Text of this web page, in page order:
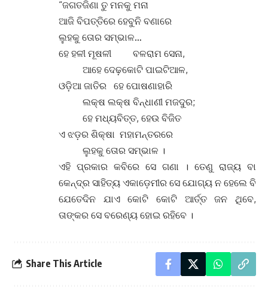
“ଜଗତଜିଣା ତୁ ମନକୁ ମନା
ଆଜି ବିପତ୍ତିରେ ହେବୁନି ବଣାରେ
ଲୁହକୁ ତୋର ସମ୍ଭାଳ…
ହେ ହଳୀ ମୂଷଳୀ ବଳରାମ ସେନା,
ଆହେ ଦେଢ଼କୋଟି ପାଇଟିଆଳ,
ଓଡ଼ିଆ ଜାତିର ହେ ପୋଷଣାହାରି
ଲକ୍ଷ ଲକ୍ଷ ବିନ୍ଧାଣୀ ମଜଦୁର;
ହେ ମଧ୍ୟବିତ୍ତ, ହେଉ ବିଜିତ
ଏ ଝଡ଼ର ଶିକ୍ଷା ମହାମନ୍ତରରେ
ଲୁହକୁ ତୋର ସମ୍ଭାଳ ।
ଏହି ପ୍ରକାର କବିରେ ସେ ଗଣା । ତେଣୁ ରାଜ୍ୟ ବା
କେନ୍ଦ୍ର ସାହିତ୍ୟ ଏକାଡ଼େମୀର ସେ ଯୋଗ୍ୟ ନ ହେଲେ ବି
ଯେତେଦିନ ଯାଏ କୋଟି କୋଟି ଆର୍ତ୍ତ ଜନ ଥିବେ,
ତାଙ୍କର ସେ ବରେଣ୍ୟ ହୋଇ ରହିବେ ।
Share This Article